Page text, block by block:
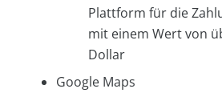
Plattform für die
mit einem Wert von
Dollar
Google Maps